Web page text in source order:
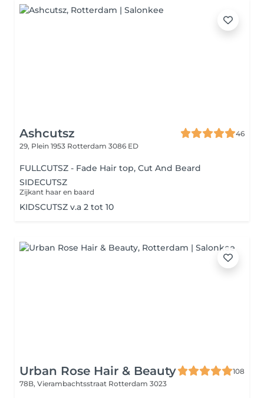
Ashcutsz
46
29, Plein 1953 Rotterdam 3086 ED
FULLCUTSZ - Fade Hair top, Cut And Beard
SIDECUTSZ
Zijkant haar en baard
KIDSCUTSZ v.a 2 tot 10
Urban Rose Hair & Beauty
108
78B, Vierambachtsstraat Rotterdam 3023